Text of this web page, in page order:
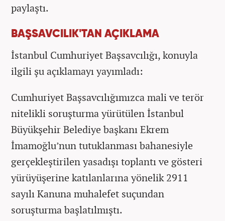
paylaştı.
BAŞSAVCILIK'TAN AÇIKLAMA
İstanbul Cumhuriyet Başsavcılığı, konuyla
ilgili şu açıklamayı yayımladı:
Cumhuriyet Başsavcılığımızca mali ve terör
nitelikli soruşturma yürütülen İstanbul
Büyükşehir Belediye başkanı Ekrem
İmamoğlu’nun tutuklanması bahanesiyle
gerçekleştirilen yasadışı toplantı ve gösteri
yürüyüşerine katılanlarına yönelik 2911
sayılı Kanuna muhalefet suçundan
soruşturma başlatılmıştı.